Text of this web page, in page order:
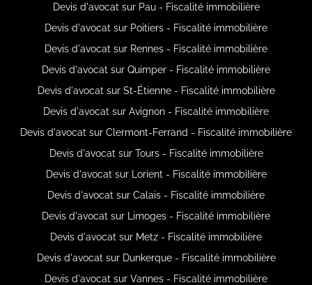
Devis d'avocat sur Pau - Fiscalité immobilière
Devis d'avocat sur Poitiers - Fiscalité immobilière
Devis d'avocat sur Rennes - Fiscalité immobilière
Devis d'avocat sur Quimper - Fiscalité immobilière
Devis d'avocat sur St-Étienne - Fiscalité immobilière
Devis d'avocat sur Avignon - Fiscalité immobilière
Devis d'avocat sur Clermont-Ferrand - Fiscalité immobilière
Devis d'avocat sur Tours - Fiscalité immobilière
Devis d'avocat sur Lorient - Fiscalité immobilière
Devis d'avocat sur Calais - Fiscalité immobilière
Devis d'avocat sur Limoges - Fiscalité immobilière
Devis d'avocat sur Metz - Fiscalité immobilière
Devis d'avocat sur Dunkerque - Fiscalité immobilière
Devis d'avocat sur Vannes - Fiscalité immobilière